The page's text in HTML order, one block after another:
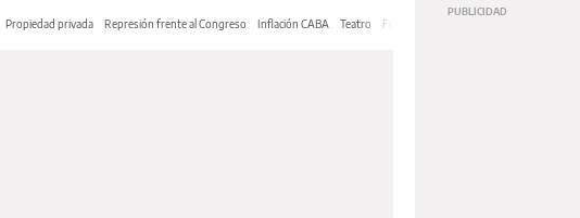
Propiedad privada Represión frente al Congreso Inflación CABA Teatro Feria de Editores